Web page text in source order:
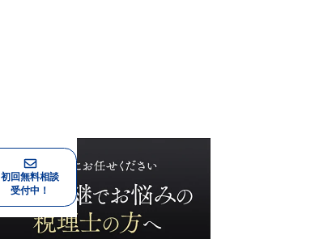
初回無料相談
受付中！